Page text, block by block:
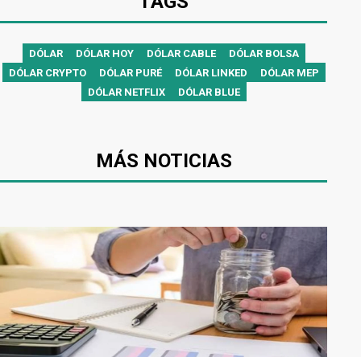
DÓLAR DÓLAR HOY DÓLAR CABLE
DÓLAR BOLSA
DÓLAR CRYPTO
DÓLAR PURÉ DÓLAR LINKED
DÓLAR MEP
DÓLAR NETFLIX
DÓLAR BLUE
MÁS NOTICIAS